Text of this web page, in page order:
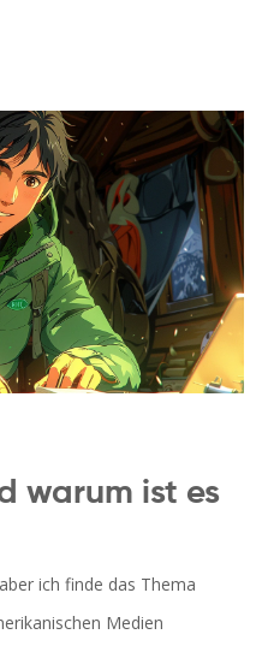
warum ist es
ich finde das Thema
Medien